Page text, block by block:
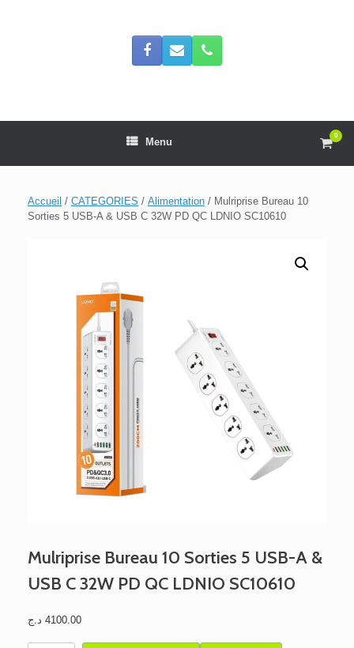
Menu
View
cart
0
Accueil / CATEGORIES / Alimentation / Mulriprise Bureau 10
Sorties 5 USB-A & USB C 32W PD QC LDNIO SC10610
Mulriprise Bureau 10 Sorties 5 USB-A &
USB C 32W PD QC LDNIO SC10610
4100.00 د.ج